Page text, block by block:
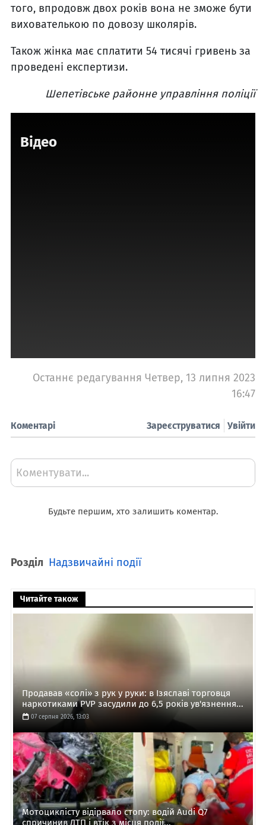
того, впродовж двох років вона не зможе бути
вихователькою по довозу школярів.
Також жінка має сплатити 54 тисячі гривень за
проведені експертизи.
Шепетівське районне управління поліції
Відео
Останнє редагування Четвер, 13 липня 2023
16:47
Коментарі Увійти
Зареєструватися
Коментувати...
Будьте першим, хто залишить коментар.
Розділ Надзвичайні події
Читайте також
Продавав «солі» з рук у руки: в Ізяславі торговця
наркотиками PVP засудили до 6,5 років ув'язнення...
07 серпня 2026, 13:03
Мотоциклісту відірвало стопу: водій Audi Q7
спричинив ДТП і втік з місця події...